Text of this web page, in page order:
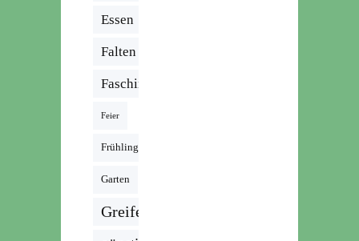
Essen
Falten
Fasching
Feier
Frühling
Garten
Greifen